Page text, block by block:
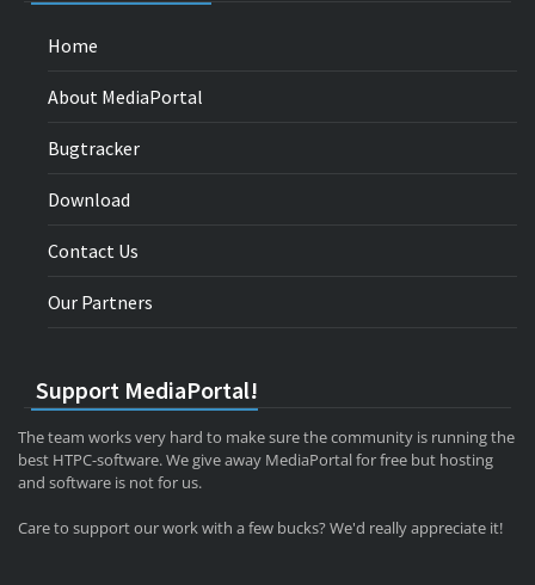
Home
About MediaPortal
Bugtracker
Download
Contact Us
Our Partners
Support MediaPortal!
The team works very hard to make sure the community is running the
best HTPC-software. We give away MediaPortal for free but hosting
and software is not for us.
Care to support our work with a few bucks? We'd really appreciate it!